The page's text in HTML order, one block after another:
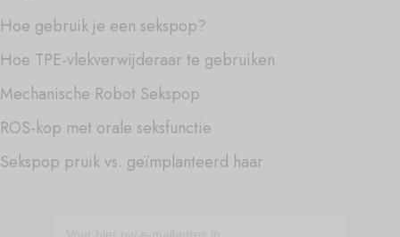
Hoe gebruik je een sekspop?
Hoe TPE-vlekverwijderaar te gebruiken
Mechanische Robot Sekspop
ROS-kop met orale seksfunctie
Sekspop pruik vs. geïmplanteerd haar